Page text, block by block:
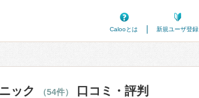
Calooとは
新規ユーザ登録
ック （54件） 口コミ・評判